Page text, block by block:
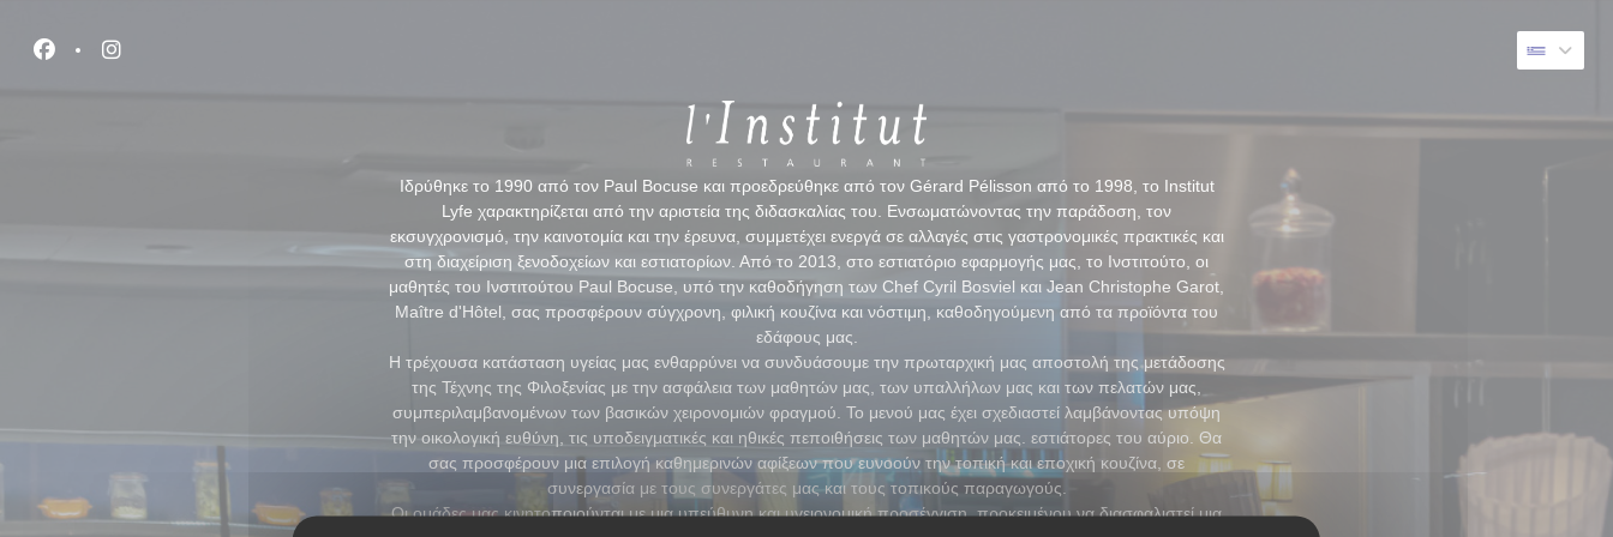
Facebook ((ανοίγει σε νέο παράθυρο))
Instagram ((ανοίγει σε νέο παράθυρο))
Ιδρύθηκε το 1990 από τον Paul Bocuse και προεδρεύθηκε από τον Gérard Pélisson από το 1998, το Institut
Lyfe χαρακτηρίζεται από την αριστεία της διδασκαλίας του. Ενσωματώνοντας την παράδοση, τον
εκσυγχρονισμό, την καινοτομία και την έρευνα, συμμετέχει ενεργά σε αλλαγές στις γαστρονομικές πρακτικές και
στη διαχείριση ξενοδοχείων και εστιατορίων. Από το 2013, στο εστιατόριο εφαρμογής μας, το Ινστιτούτο, οι
μαθητές του Ινστιτούτου Paul Bocuse, υπό την καθοδήγηση των Chef Cyril Bosviel και Jean Christophe Garot,
Maître d'Hôtel, σας προσφέρουν σύγχρονη, φιλική κουζίνα και νόστιμη, καθοδηγούμενη από τα προϊόντα του
εδάφους μας.
Η τρέχουσα κατάσταση υγείας μας ενθαρρύνει να συνδυάσουμε την πρωταρχική μας αποστολή της μετάδοσης
της Τέχνης της Φιλοξενίας με την ασφάλεια των μαθητών μας, των υπαλλήλων μας και των πελατών μας,
συμπεριλαμβανομένων των βασικών χειρονομιών φραγμού. Το μενού μας έχει σχεδιαστεί λαμβάνοντας υπόψη
την οικολογική ευθύνη, τις υποδειγματικές και ηθικές πεποιθήσεις των μαθητών μας. εστιάτορες του αύριο. Θα
σας προσφέρουν μια επιλογή καθημερινών αφίξεων που ευνοούν την τοπική και εποχική κουζίνα, σε
συνεργασία με τους συνεργάτες μας και τους τοπικούς παραγωγούς.
Οι ομάδες μας κινητοποιούνται με μια υπεύθυνη και υγειονομική προσέγγιση, προκειμένου να διασφαλιστεί μια